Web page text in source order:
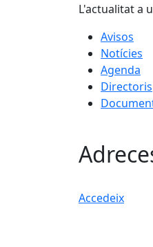
L'actualitat a
Avisos
Notícies
Agenda
Directoris
Accedeix